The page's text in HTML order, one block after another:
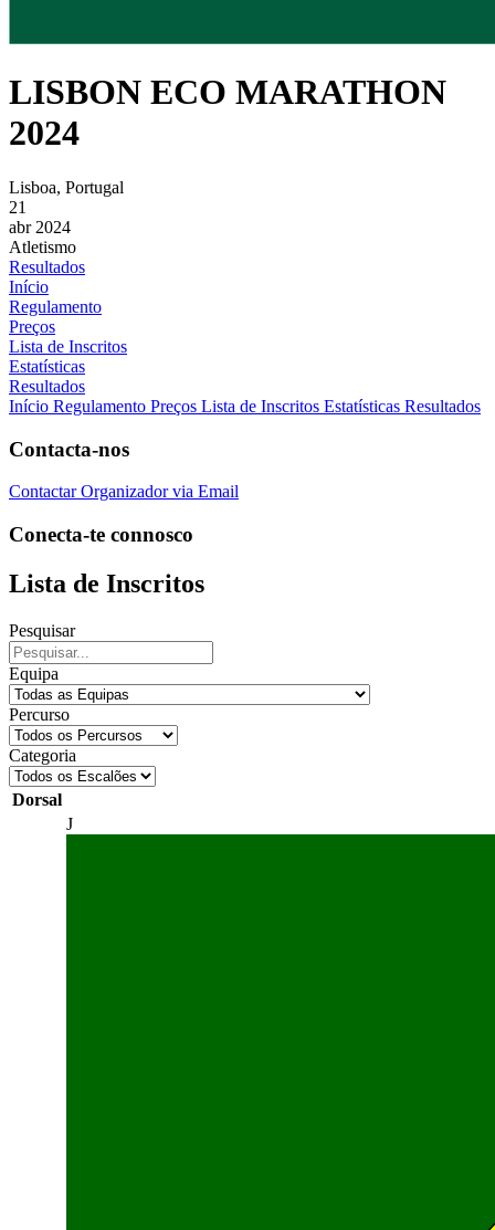
LISBON ECO MARATHON
2024
Lisboa, Portugal
21
abr 2024
Atletismo
Resultados
Início
Regulamento
Preços
Lista de Inscritos
Estatísticas
Resultados
Início Regulamento Preços Lista de Inscritos Estatísticas Resultados
Contacta-nos
Contactar Organizador via Email
Conecta-te connosco
Lista de Inscritos
Pesquisar
Equipa
Percurso
Categoria
Dorsal
J